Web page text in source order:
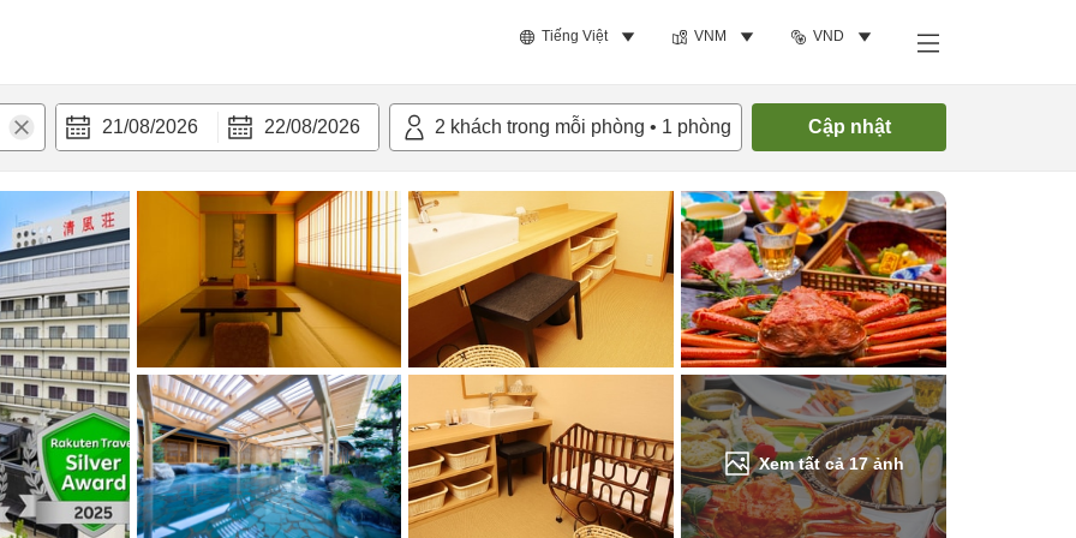
Tiếng Việt VNM VND
21/08/2026 22/08/2026 2 khách trong mỗi phòng • 1 phòng Cập nhật
Xem tất cả17ảnh
bật Tiện nghi Tìm phòng trống